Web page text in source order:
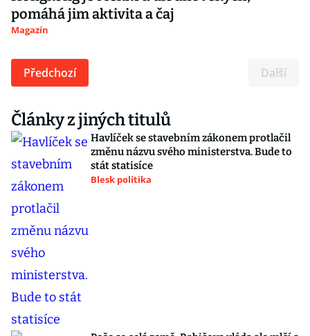
pomáhá jim aktivita a čaj
Magazín
Předchozí Další
Články z jiných titulů
Havlíček se stavebním zákonem protlačil
změnu názvu svého ministerstva. Bude to
stát statisíce
Blesk politika